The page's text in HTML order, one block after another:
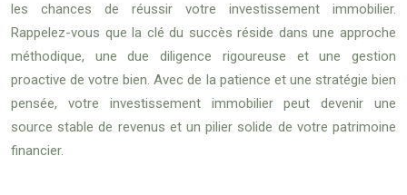
les chances de réussir votre investissement immobilier.
Rappelez-vous que la clé du succès réside dans une approche
méthodique, une due diligence rigoureuse et une gestion
proactive de votre bien. Avec de la patience et une stratégie bien
pensée, votre investissement immobilier peut devenir une
source stable de revenus et un pilier solide de votre patrimoine
financier.